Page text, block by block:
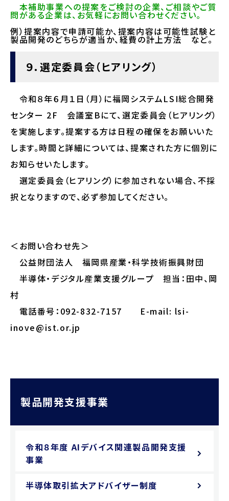
本補助事業への提案をご検討の企業、ご相談やご質
問がある企業は、お気軽にお問い合わせください。
例）提案内容で申請可能か、提案内容は可能性試験と
製品開発のどちらが適当か、経費の計上方法　など。
９．選定委員会（ヒアリング）
令和８年６月１日（月）に福岡システムLSI総合開発
センター 2F 会議室Bにて、選定委員会（ヒアリング）
を実施します。提案する方は日程の確保をお願いいた
します。時間と詳細については、提案された方に個別に
お知らせいたします。
選定委員会（ヒアリング）に参加されない場合、不採
択となりますので、必ず参加してください。
＜お問い合わせ先＞
公益財団法人 福岡県産業・科学技術振興財団
半導体・デジタル産業支援グループ 担当：田中、岡
村
電話番号：092-832-7157 E-mail: lsi-
inove@ist.or.jp
製品開発支援事業
令和８年度 AIデバイス関連製品開発支援
事業
半導体取引拡大アドバイザー制度